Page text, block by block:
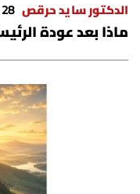
الدكتور سايد حرقص 28 . 07 . 2026
​ماذا بعد عودة